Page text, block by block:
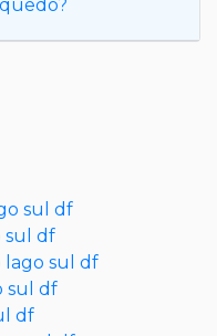
sul df
sul df
lago sul df
sul df
df